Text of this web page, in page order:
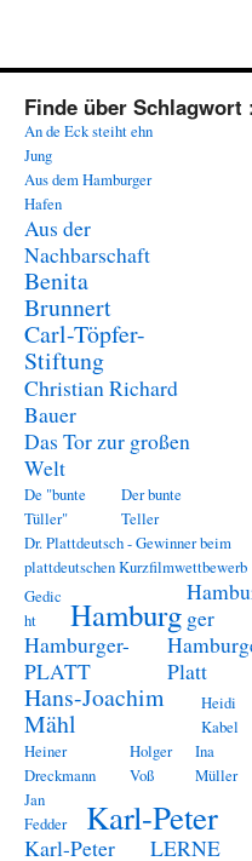
Finde über Schlagwort
An de Eck steiht ehn
Jung
Aus dem Hamburger
Hafen
Aus der
Nachbarschaft
Benita
Brunnert
Carl-Töpfer-
Stiftung
Christian Richard
Bauer
Das Tor zur großen
Welt
De "bunte
Tüller"
Der bunte
Teller
Dr. Plattdeutsch - Gewinner beim
plattdeutschen Kurzfilmwettbewerb
Gedic
ht
Hamburg ger
Hamburger-
PLATT
Platt
Hans-Joachim
Mähl
Heidi
Kabel
Heiner
Dreckmann
Holger
Voß
Ina
Müller
Jan
Fedder
Karl-Peter
Karl-Peter
LERNE